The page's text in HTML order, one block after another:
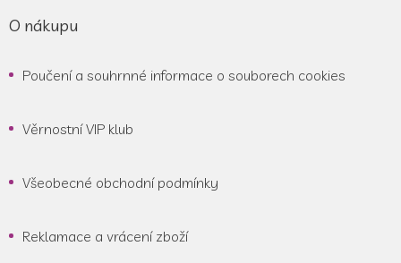
O nákupu
Poučení a souhrnné informace o souborech cookies
Věrnostní VIP klub
Všeobecné obchodní podmínky
Reklamace a vrácení zboží